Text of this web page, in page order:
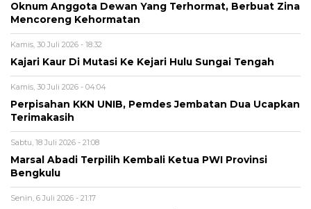
Oknum Anggota Dewan Yang Terhormat, Berbuat Zina
Mencoreng Kehormatan
Kamis, 30 Juli 2026 - 18:32
Kajari Kaur Di Mutasi Ke Kejari Hulu Sungai Tengah
Kamis, 30 Juli 2026 - 04:04
Perpisahan KKN UNIB, Pemdes Jembatan Dua Ucapkan
Terimakasih
Sabtu, 18 Juli 2026 - 21:08
Marsal Abadi Terpilih Kembali Ketua PWI Provinsi
Bengkulu
Senin, 6 Juli 2026 - 21:17